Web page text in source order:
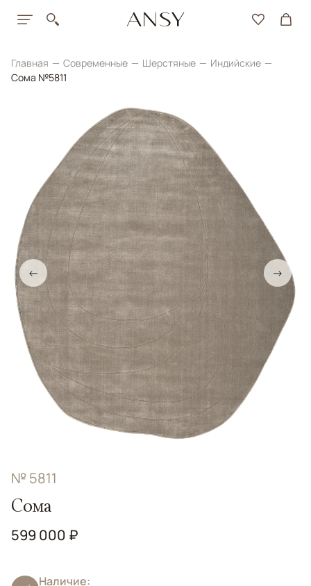
Главная Современные Шерстяные
Индийские
Сома №5811
← →
№ 5811
Сома
599 000 ₽
Наличие: